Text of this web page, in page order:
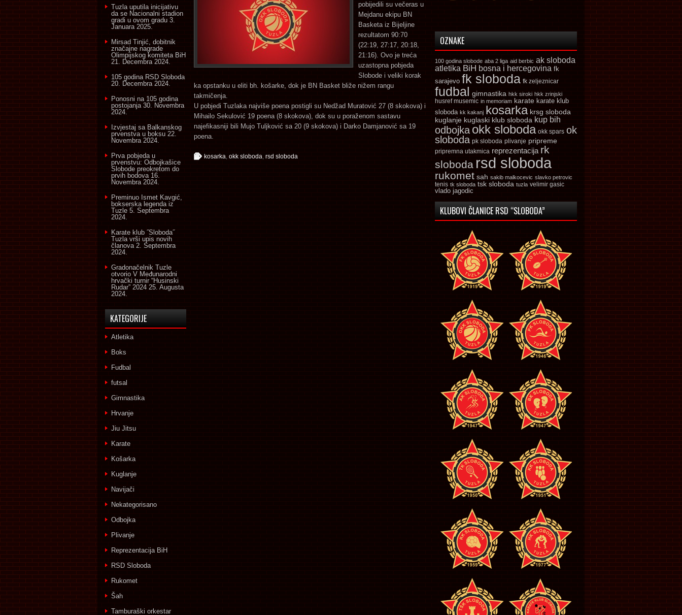
pobijedili su večeras u
Mejdanu ekipu BN
Basketa iz Bijeljine
rezultatom 90:70
(22:19, 27:17, 20:18,
21:16). Ovo je treća
uzastopna pobjeda
Slobode i veliki korak
ka opstanku u eliti bh. košarke, dok je BN Basket bliže nižem rangu
takmičenja.
U pobjedi Tuzlaka najviše poena postigli su Nedžad Muratović 27 (8 skokova) i
Mihailo Sekulović 19 poena (8 skokova), dok su u poraženom sastavu
najefikasniji bili Mujo Tuljković sa 20 (9 skokova) i Darko Damjanović sa 19
poena.
kosarka, okk sloboda, rsd sloboda
Tuzla uputila inicijativu
da se Nacionalni stadion
gradi u ovom gradu 3.
Januara 2025.
Mirsad Tinjić, dobitnik
značajne nagrade
Olimpijskog komiteta BiH
21. Decembra 2024.
105 godina RSD Sloboda
20. Decembra 2024.
Ponosni na 105 godina
postojanja 30. Novembra
2024.
Izvjestaj sa Balkanskog
prvenstva u boksu 22.
Novembra 2024.
Prva pobjeda u
prvenstvu: Odbojkašice
Slobode preokretom do
prvih bodova 16.
Novembra 2024.
Preminuo Ismet Kavgić,
bokserska legenda iz
Tuzle 5. Septembra
2024.
Karate klub ˝Sloboda˝
Tuzla vrši upis novih
članova 2. Septembra
2024.
Gradonačelnik Tuzle
otvorio V Međunarodni
hrvački turnir “Husinski
Rudar” 2024 25. Augusta
2024.
KATEGORIJE
Atletika
Boks
Fudbal
futsal
Gimnastika
Hrvanje
Jiu Jitsu
Karate
Košarka
Kuglanje
Navijači
Nekategorisano
Odbojka
Plivanje
Reprezentacija BiH
RSD Sloboda
Rukomet
Šah
Tamburaški orkestar
OZNAKE
100 godina slobode aba 2 liga aid berbic ak sloboda
atletika BiH bosna i hercegovina fk
sarajevo fk sloboda fk zeljeznicar
fudbal gimnastika hkk siroki hkk zrinjski
husref musemic in memoriam karate karate klub
sloboda kk kakanj kosarka krsg sloboda
kuglanje kuglaski klub sloboda kup bih
odbojka okk sloboda okk spars ok
sloboda pk sloboda plivanje pripreme
pripremna utakmica reprezentacija rk
sloboda rsd sloboda
rukomet sah sakib malkocevic slavko petrovic
tenis tk sloboda tsk sloboda tuzla velimir gasic
vlado jagodic
KLUBOVI ČLANICE RSD “SLOBODA”